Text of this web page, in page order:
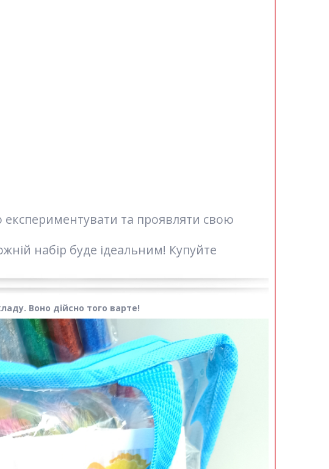
та проявляти свою
набір буде ідеальним! Купуйте
Воно дійсно того варте!